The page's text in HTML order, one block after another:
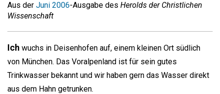
Aus der Juni 2006-Ausgabe des Herolds der Christlichen
Wissenschaft
Ich wuchs in Deisenhofen auf, einem kleinen Ort südlich
von München. Das Voralpenland ist für sein gutes
Trinkwasser bekannt und wir haben gern das Wasser direkt
aus dem Hahn getrunken.